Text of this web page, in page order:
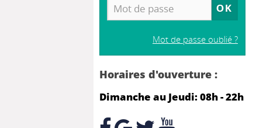
Mot de passe oublié ?
Horaires d'ouverture :
Dimanche au Jeudi: 08h - 22h